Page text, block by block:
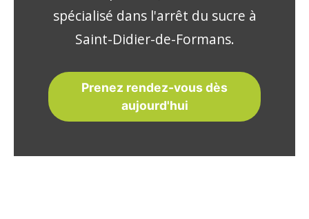
spécialisé dans l'arrêt du sucre à
Saint-Didier-de-Formans.
Prenez rendez-vous dès
aujourd'hui